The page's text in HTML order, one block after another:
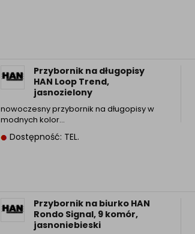
Przybornik na długopisy
HAN Loop Trend,
jasnozielony
nowoczesny przybornik na długopisy w
modnych kolor...
Dostępność: TEL.
Przybornik na biurko HAN
Rondo Signal, 9 komór,
jasnoniebieski